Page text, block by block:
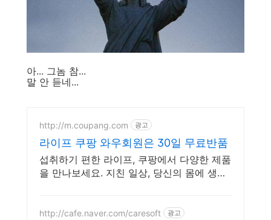
아... 그놈 참...
말 안 듣네...
http://m.coupang.com 광고
라이프 쿠팡 와우회원은 30일 무료반품
섭취하기 편한 라이프, 쿠팡에서 다양한 제품
을 만나보세요. 지친 일상, 당신의 몸에 생기
http://cafe.naver.com/caresoft 광고